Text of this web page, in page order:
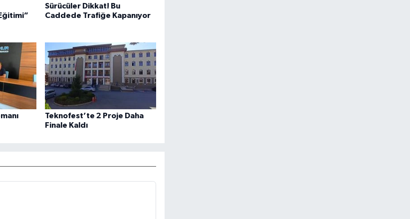
Sürücüler Dikkat! Bu
Caddede Trafiğe Kapanıyor
Teknofest’te 2 Proje Daha
Finale Kaldı